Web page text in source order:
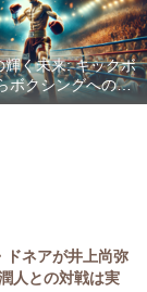
輝く未来: キックボ
ボクシングへの成
た転身
ドネアが井上尚弥
人との対戦は実